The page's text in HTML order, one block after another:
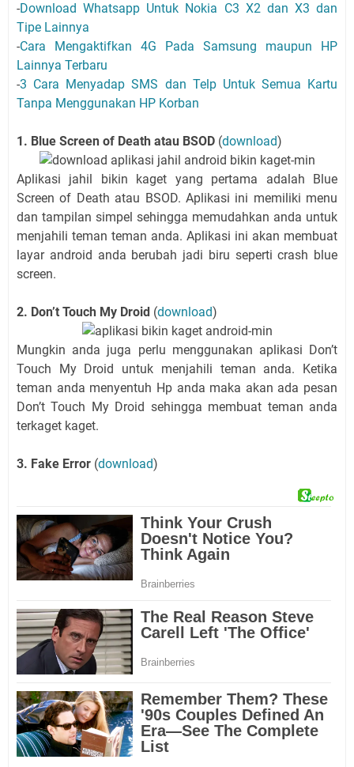
-Download Whatsapp Untuk Nokia C3 X2 dan X3 dan
Tipe Lainnya
-Cara Mengaktifkan 4G Pada Samsung maupun HP
Lainnya Terbaru
-3 Cara Menyadap SMS dan Telp Untuk Semua Kartu
Tanpa Menggunakan HP Korban
1. Blue Screen of Death atau BSOD (download)
Aplikasi jahil bikin kaget yang pertama adalah Blue
Screen of Death atau BSOD. Aplikasi ini memiliki menu
dan tampilan simpel sehingga memudahkan anda untuk
menjahili teman teman anda. Aplikasi ini akan membuat
layar android anda berubah jadi biru seperti crash blue
screen.
2. Don’t Touch My Droid (download)
Mungkin anda juga perlu menggunakan aplikasi Don’t
Touch My Droid untuk menjahili teman anda. Ketika
teman anda menyentuh Hp anda maka akan ada pesan
Don’t Touch My Droid sehingga membuat teman anda
terkaget kaget.
3. Fake Error (download)